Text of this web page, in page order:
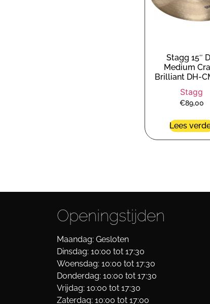
Stagg 15″
Medium
Brilliant DH-
Stagg
€89,00
Lees
Openingstijden
Maandag: Gesloten
Dinsdag: 10:00 tot 17:30
Woensdag: 10:00 tot 17:30
Donderdag: 10:00 tot 17:30
Vrijdag: 10:00 tot 17:30
Zaterdag: 10:00 tot 17:00